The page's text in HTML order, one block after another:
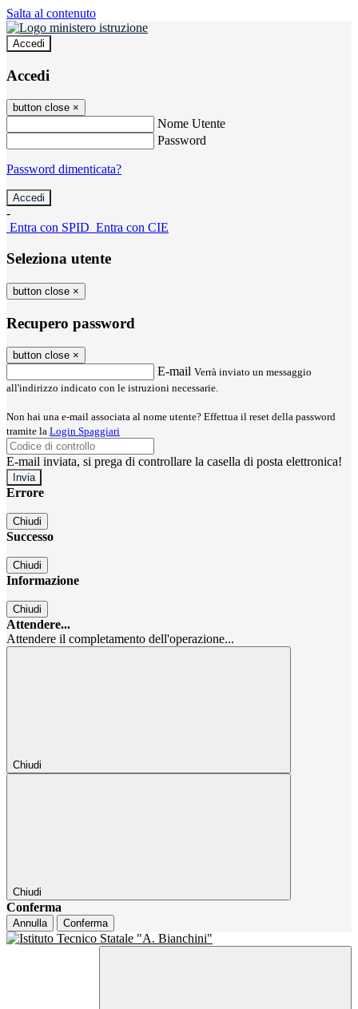
Salta al contenuto
Accedi
Accedi
button close ×
Nome Utente
Password
Password dimenticata?
-
Entra con SPID Entra con CIE
Seleziona utente
button close ×
Recupero password
button close ×
E-mail Verrà inviato un messaggio
all'indirizzo indicato con le istruzioni necessarie.
Non hai una e-mail associata al nome utente? Effettua il reset della password
tramite la Login Spaggiari
E-mail inviata, si prega di controllare la casella di posta elettronica!
Errore
Chiudi
Successo
Chiudi
Informazione
Chiudi
Attendere...
Attendere il completamento dell'operazione...
Chiudi
Chiudi
Conferma
Annulla Conferma